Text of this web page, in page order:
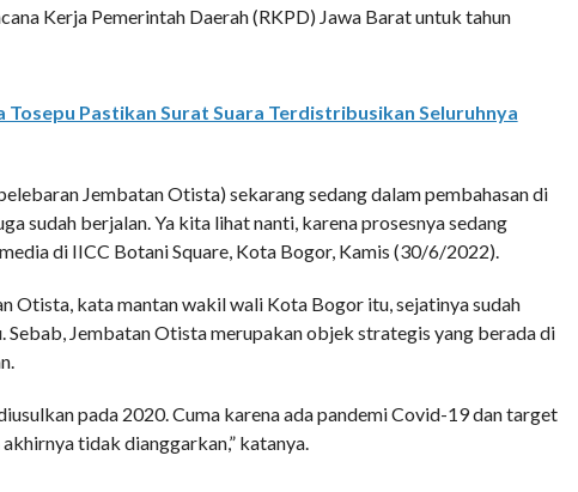
Kerja Pemerintah Daerah (RKPD) Jawa Barat untuk tahun
Tosepu Pastikan Surat Suara Terdistribusikan Seluruhnya
Jembatan Otista) sekarang sedang dalam pembahasan di
sudah berjalan. Ya kita lihat nanti, karena prosesnya sedang
di IICC Botani Square, Kota Bogor, Kamis (30/6/2022).
Otista, kata mantan wakil wali Kota Bogor itu, sejatinya sudah
Sebab, Jembatan Otista merupakan objek strategis yang berada di
pada 2020. Cuma karena ada pandemi Covid-19 dan target
tidak dianggarkan,” katanya.